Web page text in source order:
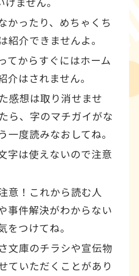
かったり、めちゃくち
紹介できませんよ。
てからすぐにはホーム
介はされません。
感想は取り消せませ
ら、字のマチガイがな
一度読みなおしてね。
字は使えないので注意
意！これから読む人
事件解決がわからない
をつけてね。
文庫のチラシや宣伝物
ていただくことがあり